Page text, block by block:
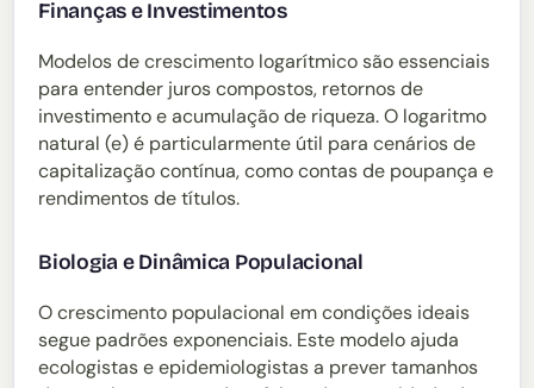
Finanças e Investimentos
Modelos de crescimento logarítmico são essenciais
para entender juros compostos, retornos de
investimento e acumulação de riqueza. O logaritmo
natural (e) é particularmente útil para cenários de
capitalização contínua, como contas de poupança e
rendimentos de títulos.
Biologia e Dinâmica Populacional
O crescimento populacional em condições ideais
segue padrões exponenciais. Este modelo ajuda
ecologistas e epidemiologistas a prever tamanhos